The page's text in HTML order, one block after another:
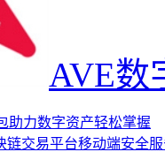
AVE数
助力数字资产轻松掌握
链交易平台移动端安全